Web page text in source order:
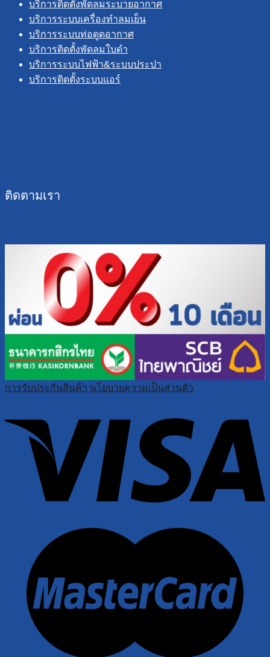
บริการติดตั้งพัดลมระบายอากาศ
บริการระบบเครื่องทำลมเย็น
บริการระบบท่อดูดอากาศ
บริการติดตั้งพัดลมใบดำ
บริการระบบไฟฟ้า&ระบบประปา
บริการติดตั้งระบบแอร์
ติดตามเรา
การรับประกันสินค้า นโยบายความเป็นส่วนตัว